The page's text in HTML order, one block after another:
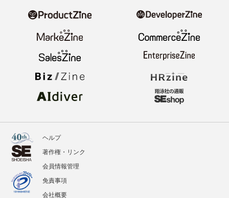
ヘルプ
著作権・リンク
会員情報管理
免責事項
会社概要